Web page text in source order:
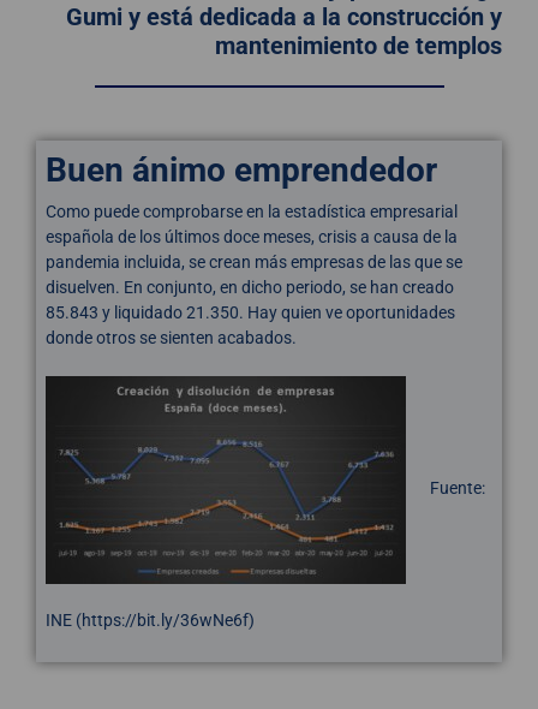
Gumi y está dedicada a la construcción y
mantenimiento de templos
Buen ánimo emprendedor
Como puede comprobarse en la estadística empresarial
española de los últimos doce meses, crisis a causa de la
pandemia incluida, se crean más empresas de las que se
disuelven. En conjunto, en dicho periodo, se han creado
85.843 y liquidado 21.350. Hay quien ve oportunidades
donde otros se sienten acabados.
Fuente:
INE (https://bit.ly/36wNe6f)